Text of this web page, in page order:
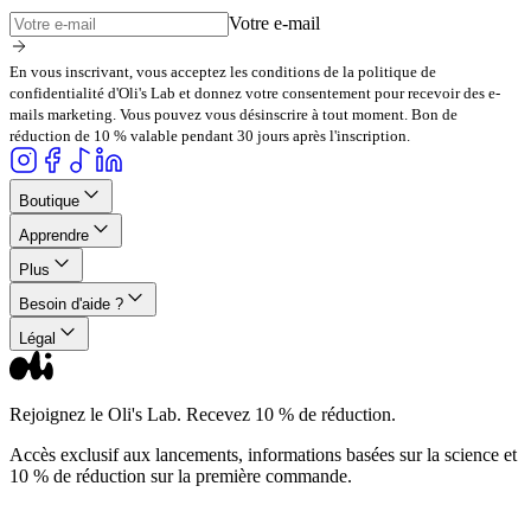
Votre e-mail
En vous inscrivant, vous acceptez les conditions de la politique de
confidentialité d'Oli's Lab et donnez votre consentement pour recevoir des e-
mails marketing. Vous pouvez vous désinscrire à tout moment. Bon de
réduction de 10 % valable pendant 30 jours après l'inscription.
Boutique
Apprendre
Plus
Besoin d'aide ?
Légal
Rejoignez le Oli's Lab. Recevez 10 % de réduction.
Accès exclusif aux lancements, informations basées sur la science et
10 % de réduction sur la première commande.